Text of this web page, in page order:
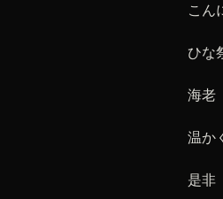
こん
ひな
海老
温か
是非